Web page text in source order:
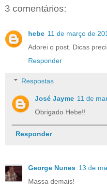
3 comentários:
hebe 11 de março de
Adorei o post. Dicas
Responder
Respostas
José Jayme 11 de
Obrigado Hebe!!
Responder
George Nunes 13 de
Massa demais!